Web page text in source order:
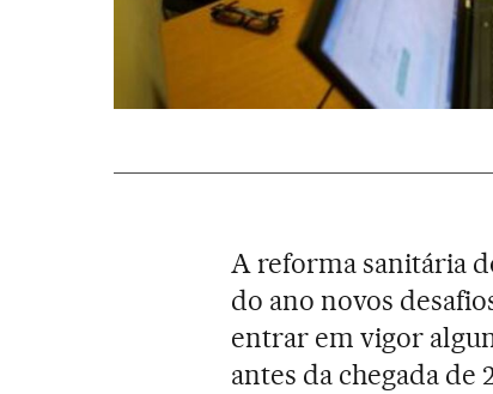
A reforma sanitária
do ano novos
entrar em vigor
antes da chegada de